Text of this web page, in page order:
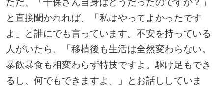
と直接聞かれれば、「私はやってよかったです
よ」と誰にでも言っています。不安を持っている
人がいたら、「移植後も生活は全然変わらない。
暴飲暴食も相変わらず特技ですよ。駆け足もでき
るし、何でもできますよ。」とお話ししていま